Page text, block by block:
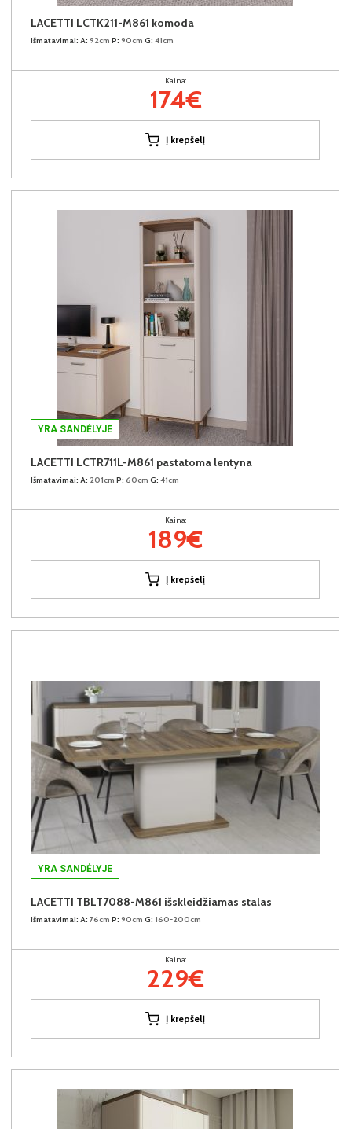
LACETTI LCTK211-M861 komoda
Išmatavimai: A: 92cm P: 90cm G: 41cm
Kaina:
174€
Į krepšelį
YRA SANDĖLYJE
LACETTI LCTR711L-M861 pastatoma lentyna
Išmatavimai: A: 201cm P: 60cm G: 41cm
Kaina:
189€
Į krepšelį
YRA SANDĖLYJE
LACETTI TBLT7088-M861 išskleidžiamas stalas
Išmatavimai: A: 76cm P: 90cm G: 160-200cm
Kaina:
229€
Į krepšelį